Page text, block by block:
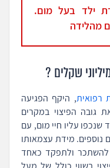
ילד בעל מום.
שקלים ?
רפואית, היקף הפגיעה
גובה הפיצוי במקרים
עליו חיי מום, עם
נוספים. מידת עצמאותו
להשתכר ולתפקד כאחד